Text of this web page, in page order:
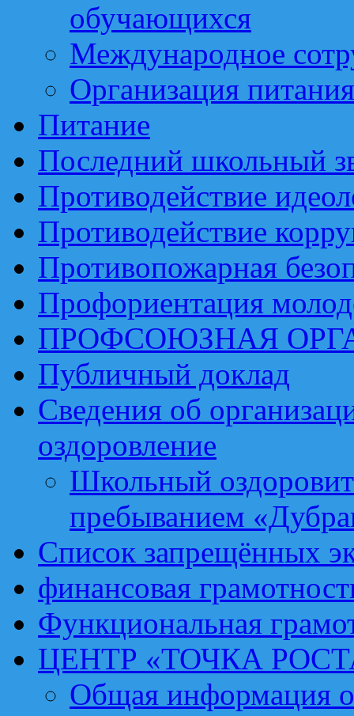
обучающихся
Международное
Организация
Питание
Последний школьный
Противодействие
Противодействие
Противопожарная
Профориентация
ПРОФСОЮЗНАЯ
Публичный доклад
Сведения об
оздоровление
Школьный
пребыванием
Список запрещённых
финансовая
Функциональная
ЦЕНТР «ТОЧКА
Общая информация